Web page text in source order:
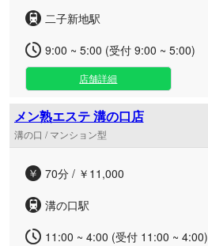
二子新地駅
9:00 ~ 5:00 (受付 9:00 ~ 5:00)
店舗詳細
メン熟エステ 溝の口店
溝の口 / マンション型
70分 / ￥11,000
溝の口駅
11:00 ~ 4:00 (受付 11:00 ~ 4:00)